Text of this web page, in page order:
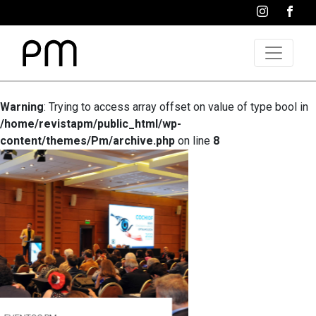
Warning: Trying to access array offset on value of type bool in
/home/revistapm/public_html/wp-
content/themes/Pm/archive.php on line 8